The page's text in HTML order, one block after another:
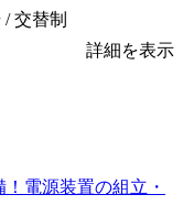
交替制
詳細を表示